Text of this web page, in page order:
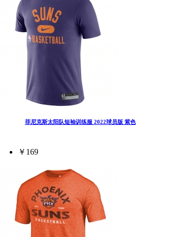
菲尼克斯太阳队短袖训练服 2022球员版 紫色
￥169